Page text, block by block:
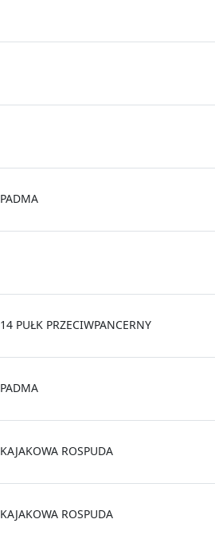
PADMA
14 PUŁK PRZECIWPANCERNY
PADMA
KAJAKOWA ROSPUDA
KAJAKOWA ROSPUDA